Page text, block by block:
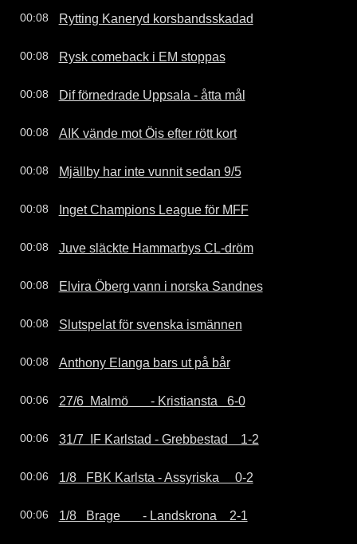
00:08 Rytting Kaneryd korsbandsskadad
00:08 Rysk comeback i EM stoppas
00:08 Dif förnedrade Uppsala - åtta mål
00:08 AIK vände mot Öis efter rött kort
00:08 Mjällby har inte vunnit sedan 9/5
00:08 Inget Champions League för MFF
00:08 Juve släckte Hammarbys CL-dröm
00:08 Elvira Öberg vann i norska Sandnes
00:08 Slutspelat för svenska ismännen
00:08 Anthony Elanga bars ut på bår
00:06 27/6  Malmö       - Kristiansta   6-0
00:06 31/7  IF Karlstad - Grebbestad    1-2
00:06 1/8   FBK Karlsta - Assyriska     0-2
00:06 1/8   Brage       - Landskrona    2-1